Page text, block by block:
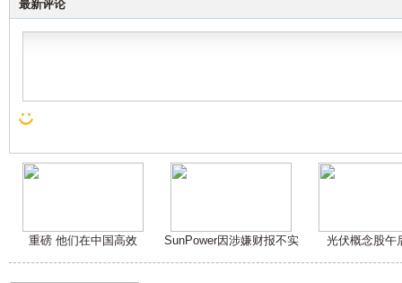
最新评论
重磅 他们在中国高效 SunPower因涉嫌财报不实 光伏概念股午